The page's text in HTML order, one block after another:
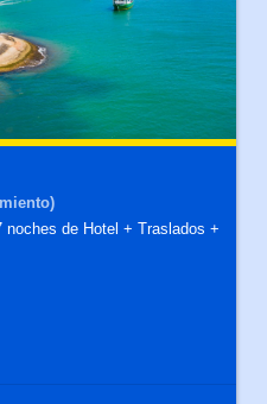
de Hotel + Traslados +